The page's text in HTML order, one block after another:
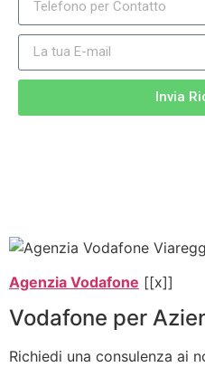
Invia
Agenzia Vodafone [[x]]
Vodafone per
Richiedi una consulenza ai